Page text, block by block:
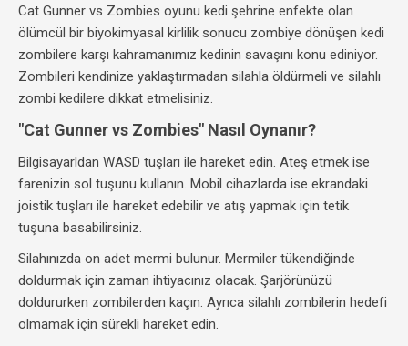
Cat Gunner vs Zombies oyunu kedi şehrine enfekte olan
ölümcül bir biyokimyasal kirlilik sonucu zombiye dönüşen kedi
zombilere karşı kahramanımız kedinin savaşını konu ediniyor.
Zombileri kendinize yaklaştırmadan silahla öldürmeli ve silahlı
zombi kedilere dikkat etmelisiniz.
"Cat Gunner vs Zombies" Nasıl Oynanır?
Bilgisayarldan WASD tuşları ile hareket edin. Ateş etmek ise
farenizin sol tuşunu kullanın. Mobil cihazlarda ise ekrandaki
joistik tuşları ile hareket edebilir ve atış yapmak için tetik
tuşuna basabilirsiniz.
Silahınızda on adet mermi bulunur. Mermiler tükendiğinde
doldurmak için zaman ihtiyacınız olacak. Şarjörünüzü
doldururken zombilerden kaçın. Ayrıca silahlı zombilerin hedefi
olmamak için sürekli hareket edin.